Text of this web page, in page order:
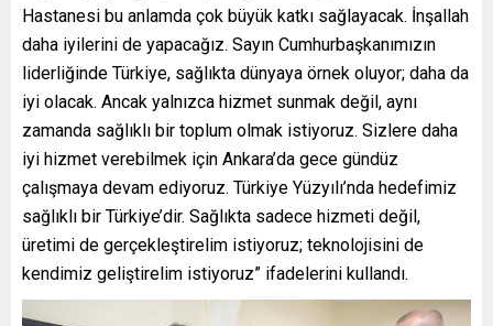
Hastanesi bu anlamda çok büyük katkı sağlayacak. İnşallah
daha iyilerini de yapacağız. Sayın Cumhurbaşkanımızın
liderliğinde Türkiye, sağlıkta dünyaya örnek oluyor; daha da
iyi olacak. Ancak yalnızca hizmet sunmak değil, aynı
zamanda sağlıklı bir toplum olmak istiyoruz. Sizlere daha
iyi hizmet verebilmek için Ankara’da gece gündüz
çalışmaya devam ediyoruz. Türkiye Yüzyılı’nda hedefimiz
sağlıklı bir Türkiye’dir. Sağlıkta sadece hizmeti değil,
üretimi de gerçekleştirelim istiyoruz; teknolojisini de
kendimiz geliştirelim istiyoruz” ifadelerini kullandı.